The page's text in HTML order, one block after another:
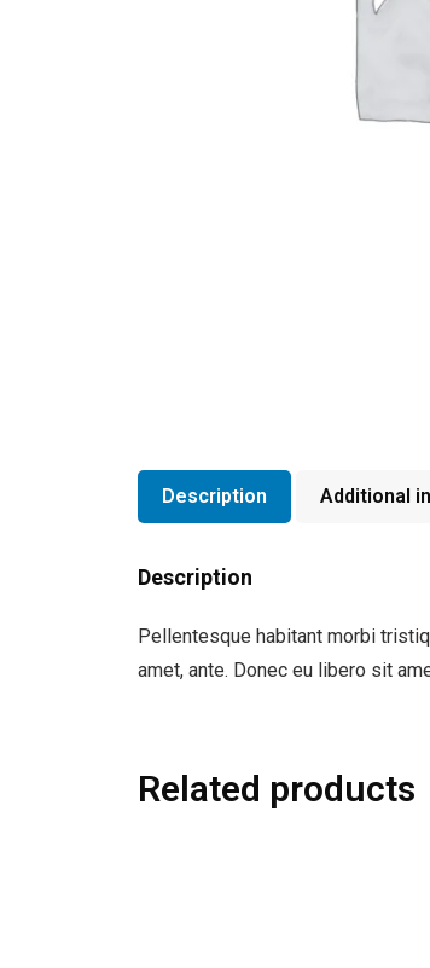
Description Additional
Description
Pellentesque habitant morbi
amet, ante. Donec eu libero sit
Related products